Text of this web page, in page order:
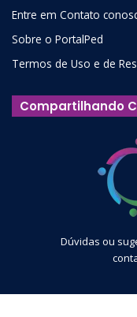
Entre em Contato
Sobre o PortalPed
Termos de Uso e de
Compartilhando
Dúvidas ou